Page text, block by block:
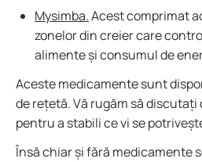
Mysimba.Acest comprimat
zonelor din creier care
alimente și consumul de
Aceste medicamente sunt
de rețetă. Vă rugăm să discutați
pentru a stabili ce vi se
Însă chiar și fără medicamente